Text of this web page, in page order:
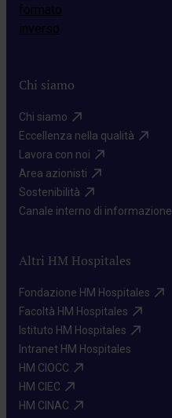
Chi siamo
Chi siamo​
Eccellenza nella qualità​
Lavora con noi​
Area azionisti​
Sostenibilità​
Canale interno di informazione​
Altri HM Hospitales
Fondazione HM Hospitales​
Facoltà HM Hospitales​
Istituto HM Hospitales​
Intranet HM Hospitales​
HM CIOCC​
HM CIEC​
HM CINAC​